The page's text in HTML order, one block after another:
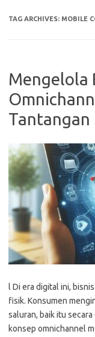
TAG ARCHIVES: MOBILE
Mengelola
Tantangan
l Di era digital ini,
fisik. Konsumen
saluran, baik itu
konsep omnichannel